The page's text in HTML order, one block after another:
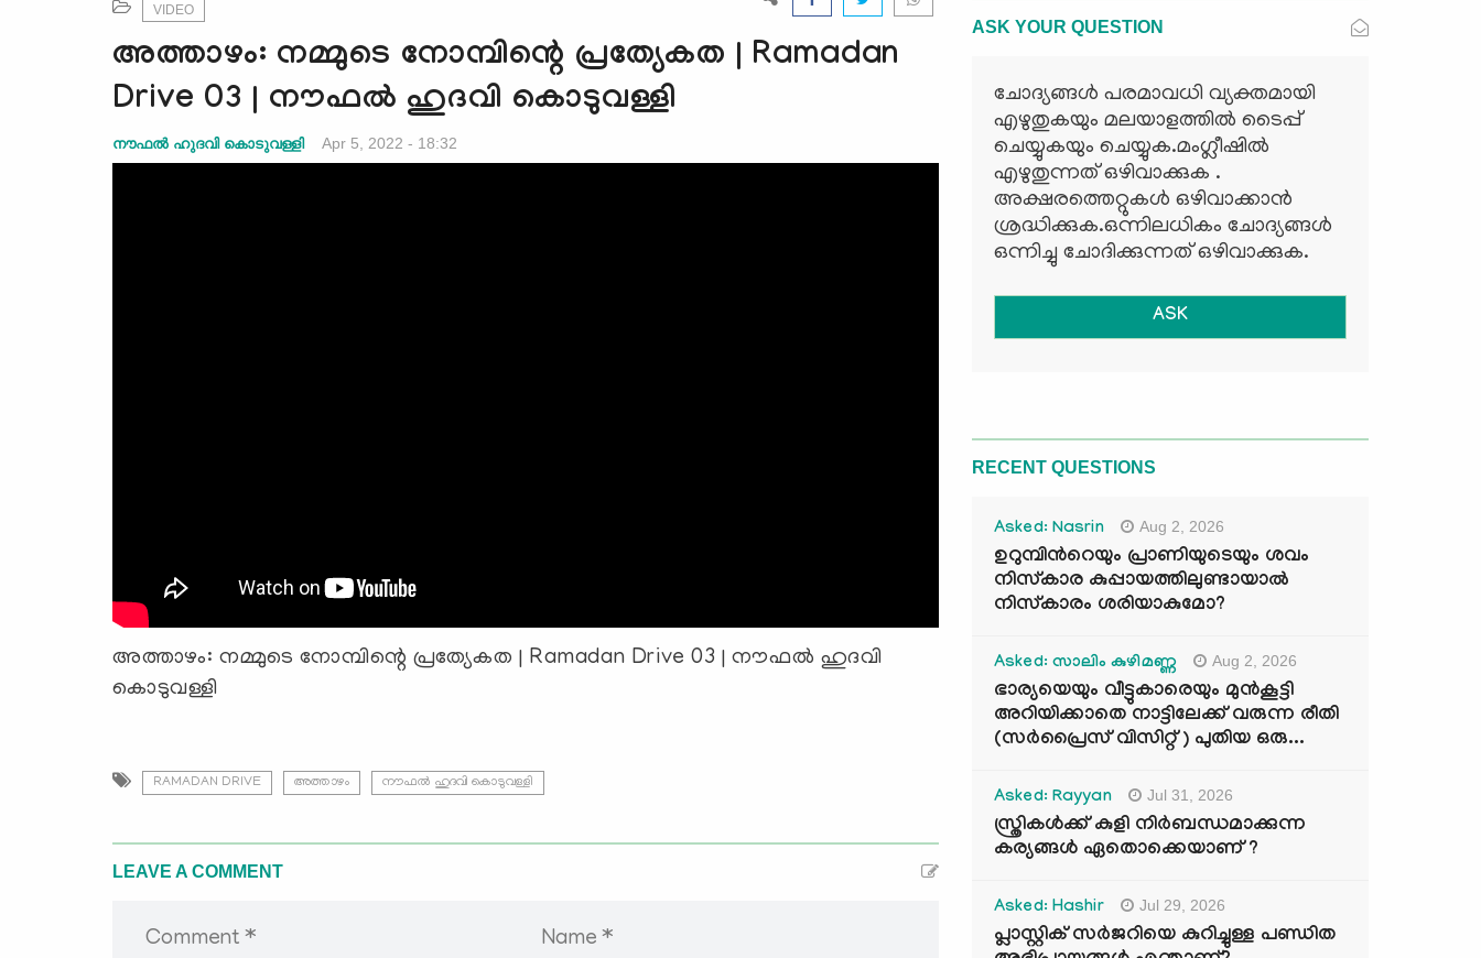
VIDEO
അത്താഴം: നമ്മുടെ നോമ്പിന്റെ പ്രത്യേകത | Ramadan
Drive 03 | നൗഫൽ ഹുദവി കൊടുവള്ളി
നൗഫൽ ഹുദവി കൊടുവള്ളി Apr 5, 2022 - 18:32
അത്താഴം: നമ്മുടെ നോമ്പിന്റെ പ്രത്യേകത | Ramadan Drive 03 | നൗഫൽ ഹുദവി
കൊടുവള്ളി
RAMADAN DRIVE അത്താഴം നൗഫൽ ഹുദവി കൊടുവള്ളി
LEAVE A COMMENT
Comment * Name *
ASK YOUR QUESTION
ചോദ്യങ്ങള്‍ പരമാവധി വ്യക്തമായി
എഴുതുകയും മലയാളത്തില്‍ ടൈപ്പ്
ചെയ്യുകയും ചെയ്യുക.മംഗ്ലീഷില്‍
എഴുതുന്നത് ഒഴിവാക്കുക .
അക്ഷരത്തെറ്റുകള്‍ ഒഴിവാക്കാന്‍
ശ്രദ്ധിക്കുക.ഒന്നിലധികം ചോദ്യങ്ങള്‍
ഒന്നിച്ചു ചോദിക്കുന്നത് ഒഴിവാക്കുക.
ASK
RECENT QUESTIONS
Asked: Nasrin Aug 2, 2026
ഉറുമ്പിന്‍റെയും പ്രാണിയുടെയും ശവം
നിസ്കാര കുപ്പായത്തിലുണ്ടായാൽ
നിസ്കാരം ശരിയാകുമോ?
Asked: സാലിം കുഴിമണ്ണ Aug 2, 2026
ഭാര്യയെയും വീട്ടുകാരെയും മുൻകൂട്ടി
അറിയിക്കാതെ നാട്ടിലേക്ക് വരുന്ന രീതി
(സർപ്രൈസ് വിസിറ്റ് ) പുതിയ ഒരു...
Asked: Rayyan Jul 31, 2026
സ്ത്രികൾക്ക് കുളി നിർബന്ധമാക്കുന്ന
കര്യങ്ങൾ ഏതൊക്കെയാണ് ?
Asked: Hashir Jul 29, 2026
പ്ലാസ്റ്റിക് സർജറിയെ കുറിച്ചുള്ള പണ്ഡിത